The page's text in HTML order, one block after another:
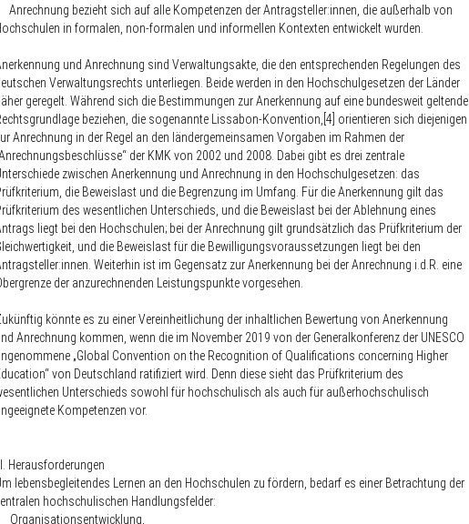
Anrechnung bezieht sich auf alle Kompetenzen der Antragsteller:innen, die außerhalb von
in formalen, non-formalen und informellen Kontexten entwickelt wurden.
und Anrechnung sind Verwaltungsakte, die den entsprechenden Regelungen des
Verwaltungsrechts unterliegen. Beide werden in den Hochschulgesetzen der Länder
geregelt. Während sich die Bestimmungen zur Anerkennung auf eine bundesweit geltende
beziehen, die sogenannte Lissabon-Konvention,[4] orientieren sich diejenigen
Anrechnung in der Regel an den ländergemeinsamen Vorgaben im Rahmen der
der KMK von 2002 und 2008. Dabei gibt es drei zentrale
zwischen Anerkennung und Anrechnung in den Hochschulgesetzen: das
die Beweislast und die Begrenzung im Umfang. Für die Anerkennung gilt das
des wesentlichen Unterschieds, und die Beweislast bei der Ablehnung eines
liegt bei den Hochschulen; bei der Anrechnung gilt grundsätzlich das Prüfkriterium der
und die Beweislast für die Bewilligungsvoraussetzungen liegt bei den
Weiterhin ist im Gegensatz zur Anerkennung bei der Anrechnung i.d.R. eine
der anzurechnenden Leistungspunkte vorgesehen.
könnte es zu einer Vereinheitlichung der inhaltlichen Bewertung von Anerkennung
Anrechnung kommen, wenn die im November 2019 von der Generalkonferenz der UNESCO
„Global Convention on the Recognition of Qualifications concerning Higher
von Deutschland ratifiziert wird. Denn diese sieht das Prüfkriterium des
Unterschieds sowohl für hochschulisch als auch für außerhochschulisch
Kompetenzen vor.
III. Herausforderungen
lebensbegleitendes Lernen an den Hochschulen zu fördern, bedarf es einer Betrachtung der
hochschulischen Handlungsfelder:
Organisationsentwicklung,